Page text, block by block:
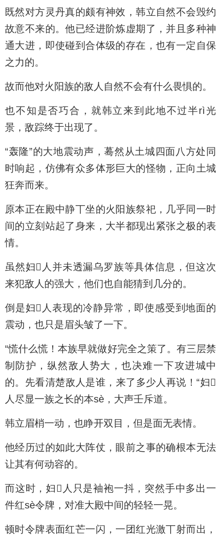
既然对方灵丹真的颇有神效，韩立自然不会毁约
故意不来的。他已经进阶炼虚期了，并且多种神
通大进，即使碰到合体级的存在，也有一定自保
之力的。
故而他对火阳族的敌人自然不会有什么畏惧的。
也不知是否巧合，就韩立来到此地不过半rì光
景，敌踪终于出现了。
“轰隆”的大地震动声，蓦然从土城四面八方处同
时响起，仿佛有众多体形巨大的怪物，正向土城
狂奔而来。
原本正在殿中静丅坐的火阳族祭祀，几乎同一时
间的立刻站起了身来，大半都现出紧张之极的表
情。
虽然妇人并未透漏乌罗族等具体信息，但这次
来犯敌人的强大，他们也自能猜到几分的。
倒是妇人表现的冷静异常，即使感受到地面的
震动，也只是眉头皱了一下。
“慌什么慌！本族早就做好完全之策了。有三层禁
制防护，纵然敌人势大，也决难一下攻进城中
的。先看清楚敌人是谁，来了多少人再说！“妇
人尽显一族之长的本sè，大声壬斥道。
韩立眉梢一动，也睁开双目，但是面无表情。
他经历过的如此大阵仗，眼前之事的确根本无法
让其有何动容的。
而这时，妇人只是袖袍一抖，突然手中多出一
件红sè令牌，对准大殿中间的轻轻一晃。
顿时令牌表面红芒一闪，一团红光激丅射而出，